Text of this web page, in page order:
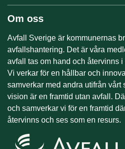
Om oss
Avfall Sverige är kommunernas
avfallshantering. Det är våra
avfall tas om hand och återvinns
Vi verkar för en hållbar och
samverkar med andra utifrån vårt
vision är en framtid utan avfall.
och samverkar vi för en framtid
återvinns och ses som en resurs.